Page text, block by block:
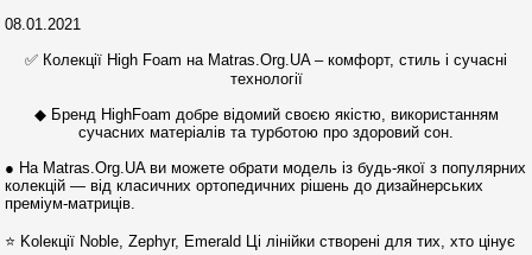
08.01.2021
✅ Колекції High Foam на Matras.Org.UA – комфорт, стиль і сучасні
технології
◆ Бренд HighFoam добре відомий своєю якістю, використанням
сучасних матеріалів та турботою про здоровий сон.
● На Matras.Org.UA ви можете обрати модель із будь-якої з популярних
колекцій — від класичних ортопедичних рішень до дизайнерських
преміум-матриців.
⭐ Kolекції Noble, Zephyr, Emerald Ці лінійки створені для тих, хто цінує